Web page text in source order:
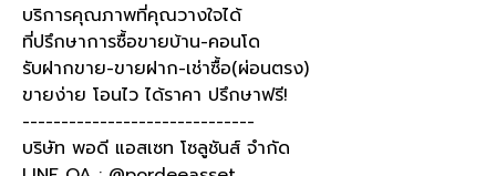
บริการคุณภาพที่คุณวางใจได้
ที่ปรึกษาการซื้อขายบ้าน-คอนโด
รับฝากขาย-ขายฝาก-เช่าซื้อ(ผ่อนตรง)
ขายง่าย โอนไว ได้ราคา ปรึกษาฟรี!
------------------------------
บริษัท พอดี แอสเซท โซลูชันส์ จำกัด